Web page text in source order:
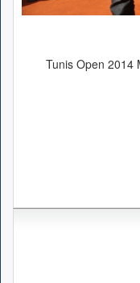
Tunis Open 2014